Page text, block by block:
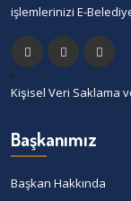
işlemlerinizi E-
Kişisel Veri Saklama
Başkanımız
Başkan Hakkında